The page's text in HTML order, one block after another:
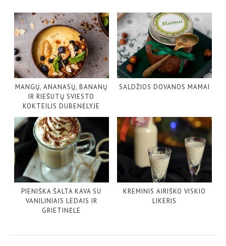
MANGŲ, ANANASŲ, BANANŲ
IR RIEŠUTŲ SVIESTO
KOKTEILIS DUBENĖLYJE
SALDŽIOS DOVANOS MAMAI
PIENIŠKA ŠALTA KAVA SU
VANILINIAIS LEDAIS IR
GRIETINĖLE
KREMINIS AIRIŠKO VISKIO
LIKERIS